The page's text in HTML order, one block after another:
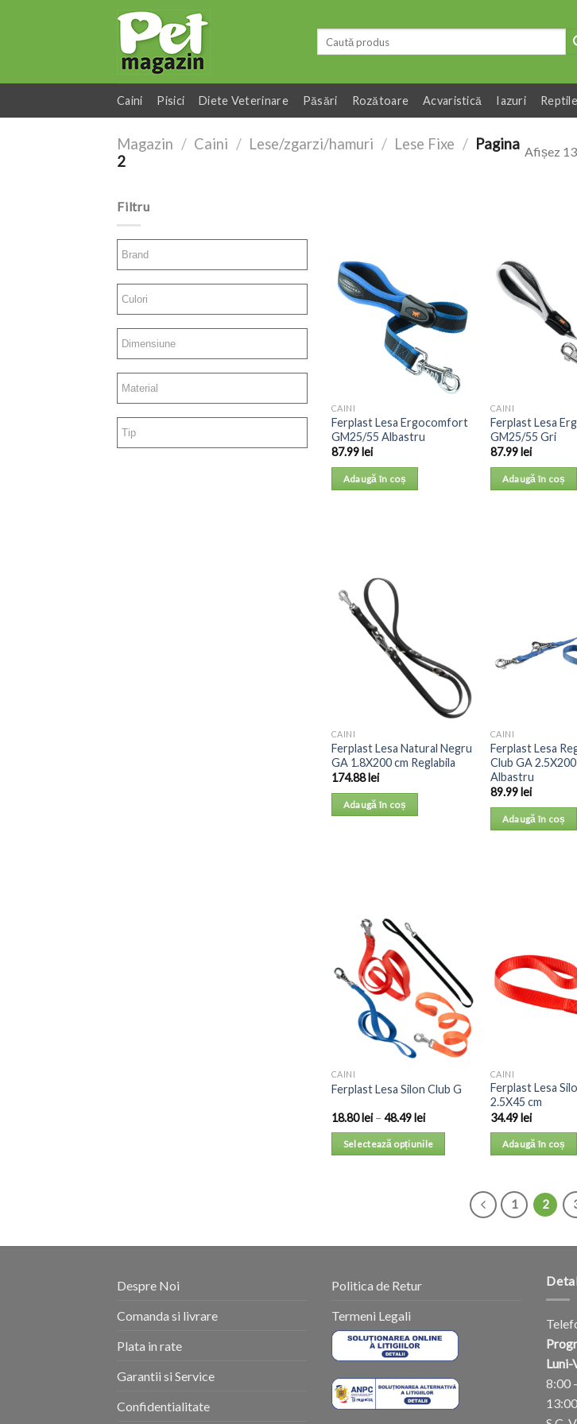
Caini Pisici Diete Veterinare Păsări Rozătoare Acvaristică Iazuri Reptile
Magazin / Caini / Lese/zgarzi/hamuri / Lese Fixe / Pagina
2
Afișez
Filtru
CAINI
Ferplast Lesa Ergocomfort
GM25/55 Albastru
87.99lei
Adaugă în coș
CAINI
Ferplast Lesa
GM25/55 Gri
87.99lei
Adaugă în coș
CAINI
Ferplast Lesa Natural Negru
GA 1.8X200 cm Reglabila
174.88lei
Adaugă în coș
CAINI
Ferplast Lesa
Club GA 2.5X200
Albastru
89.99lei
Adaugă în coș
CAINI
Ferplast Lesa Silon Club G
18.80lei– 48.49lei
Selectează opțiunile
CAINI
Ferplast Lesa
2.5X45 cm
34.49lei
Adaugă în coș
1 2
Despre Noi
Comanda si livrare
Plata in rate
Garantii si Service
Confidentialitate
Politica de Retur
Termeni Legali
Luni-
8:00